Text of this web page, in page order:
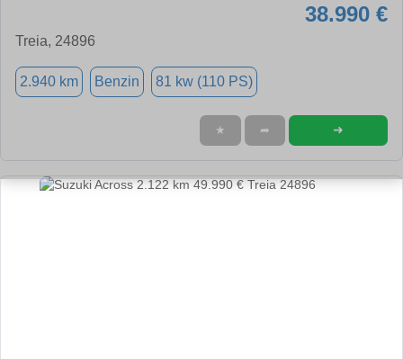
38.990 €
Treia, 24896
2.940 km Benzin 81 kw (110 PS)
★ ➦ ➜